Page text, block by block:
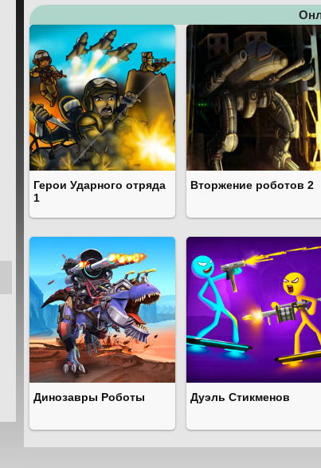
Герои Ударного отряда
1
Вторжение роботов 2
Динозавры Роботы Дуэль Стикменов